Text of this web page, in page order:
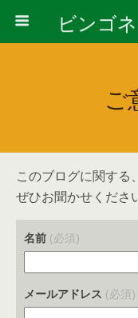
ご
このブログに関する
ぜひお聞かせくださ
名前 (必須)
メールアドレス (必須)